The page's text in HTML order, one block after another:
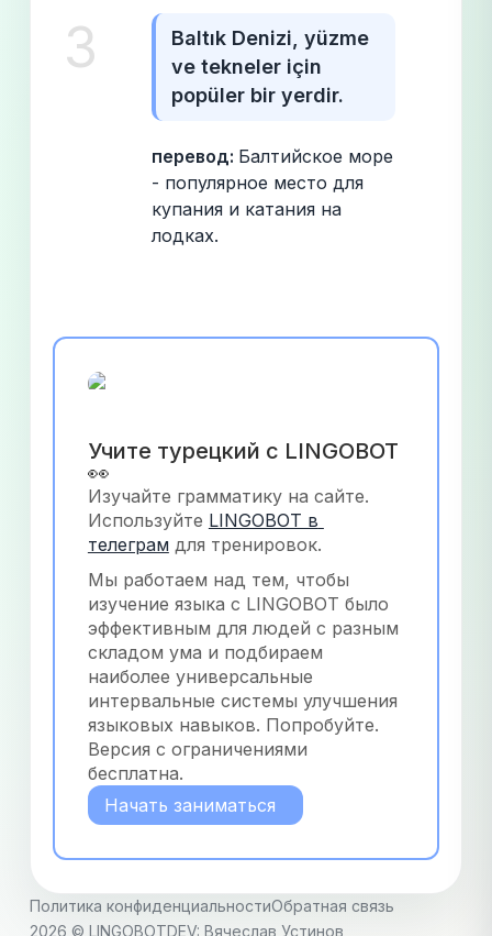
3
Baltık Denizi, yüzme
ve tekneler için
popüler bir yerdir.
перевод: Балтийское море
- популярное место для
купания и катания на
лодках.
Учите турецкий с LINGOBOT
👀
Изучайте грамматику на сайте.
Используйте LINGOBOT в
телеграм для тренировок.
Мы работаем над тем, чтобы
изучение языка с LINGOBOT было
эффективным для людей с разным
складом ума и подбираем
наиболее универсальные
интервальные системы улучшения
языковых навыков. Попробуйте.
Версия с ограничениями
бесплатна.
Начать заниматься
Политика конфиденциальностиОбратная связь
2026 © LINGOBOTDEV: Вячеслав Устинов